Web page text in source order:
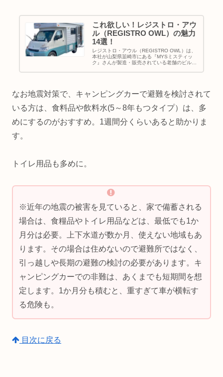
これ欲しい！レジストロ・アウ
ル（REGISTRO OWL）の魅力
14選！
レジストロ・アウル（REGISTRO OWL）は、
本社が山梨県韮崎市にある『MYSミスティッ
ク』さんが製造・販売されている老舗のビルダ
なお地震対策で、キャンピングカーで避難を検討されて
いる方は、食料品や飲料水(5～8年もつタイプ）は、多
めにするのがおすすめ。1週間分くらいあると助かりま
す。
トイレ用品も多めに。
※近年の地震の被害を見ていると、家で備蓄される
場合は、食糧品やトイレ用品などは、最低でも1か
月分は必要。上下水道が数か月、使えない地域もあ
ります。その場合は住めないので避難所ではなく、
引っ越しや長期の避難の検討の必要があります。キ
ャンピングカーでの非難は、あくまでも短期間を想
定します。1か月分も積むと、重すぎて車が横転す
る危険も。
目次に戻る